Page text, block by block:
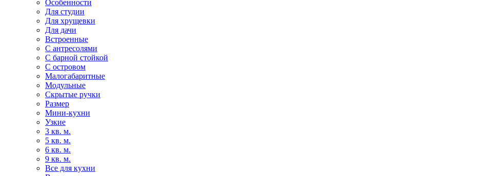
Особенности
Для студии
Для хрущевки
Для дачи
Встроенные
С антресолями
С барной стойкой
С островом
Малогабаритные
Модульные
Скрытые ручки
Размер
Мини-кухни
Узкие
3 кв. м.
5 кв. м.
6 кв. м.
9 кв. м.
Все для кухни